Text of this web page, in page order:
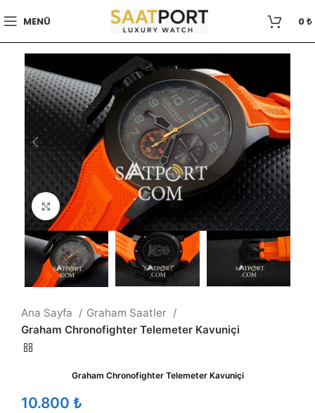
MENÜ 0₺
Büyütmek için tıklayın
Ana Sayfa
Graham Saatler
Graham Chronofighter Telemeter Kavuniçi
Graham Chronofighter Telemeter Kavuniçi
₺